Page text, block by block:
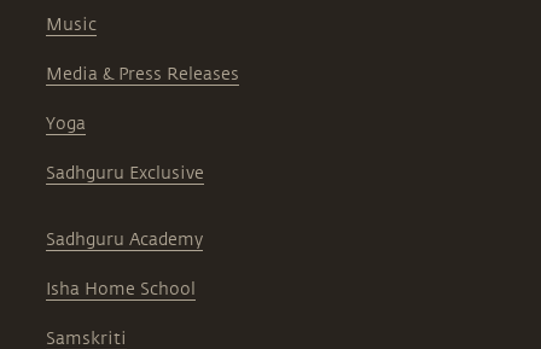
Music
Media & Press Releases
Yoga
Sadhguru Exclusive
Sadhguru Academy
Isha Home School
Samskriti